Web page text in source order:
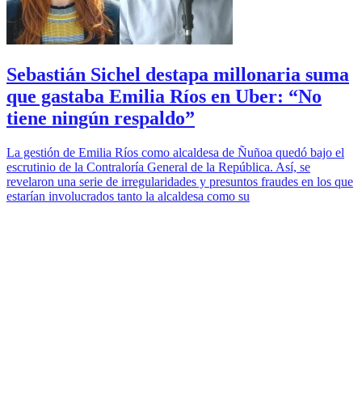
Sebastián Sichel destapa millonaria suma
que gastaba Emilia Ríos en Uber: “No
tiene ningún respaldo”
La gestión de Emilia Ríos como alcaldesa de Ñuñoa quedó bajo el
escrutinio de la Contraloría General de la República. Así, se
revelaron una serie de irregularidades y presuntos fraudes en los que
estarían involucrados tanto la alcaldesa como su